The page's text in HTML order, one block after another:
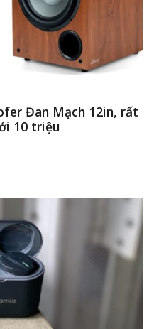
Đan Mạch 12in, rất
10 triệu